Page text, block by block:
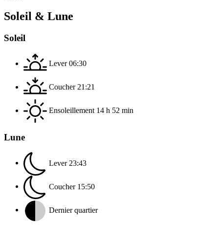
Soleil & Lune
Soleil
Lever 06:30
Coucher 21:21
Ensoleillement 14 h 52 min
Lune
Lever 23:43
Coucher 15:50
Dernier quartier